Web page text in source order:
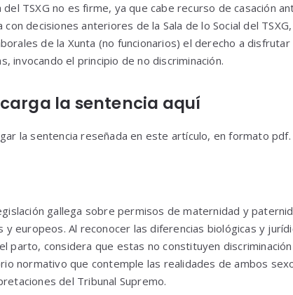
TSXG no es firme, ya que cabe recurso de casación
decisiones anteriores de la Sala de lo Social del
de la Xunta (no funcionarios) el derecho a
invocando el principio de no discriminación.
la sentencia aquí
la sentencia reseñada en este artículo, en formato pdf.
gallega sobre permisos de maternidad y
y europeos. Al reconocer las diferencias biológicas y
parto, considera que estas no constituyen
normativo que contemple las realidades de ambos
del Tribunal Supremo.